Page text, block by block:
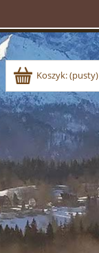
Koszyk:(pusty)